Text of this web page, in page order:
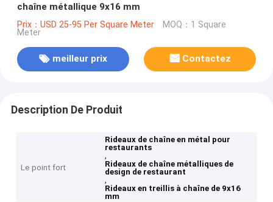
chaîne métallique 9x16 mm
Prix：USD 25-95 Per Square Meter MOQ：1 Square
Meter
meilleur prix Contactez
Description De Produit
Le point fort
Rideaux de chaîne en métal pour
restaurants
,
Rideaux de chaîne métalliques de
design de restaurant
,
Rideaux en treillis à chaîne de 9x16
mm